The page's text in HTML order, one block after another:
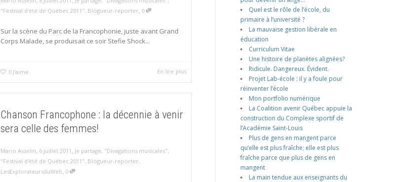
"Festival d'été de Québec 2011", Blogueur-reporter, 0
Sur la scène du Parc de la Francophonie, juste avant Grand
Corps Malade, se produisait ce soir Stefie Shock...
0 J'aime En lire plus
Chanson Francophone : la décennie à venir
sera celle des femmes!
Mario Asselin, 6 juillet 2011 , Je partage, "Divagations musicales",
"Festival d'été de Québec 2011", Blogueur-reporter,
LesExplorateursduWeb, 0
Quel est le rôle de l’école, du
primaire à l’université ?
La mauvaise gestion libérale en
éducation
Curriculum Vitae
Une histoire de planètes alignées?
Ridicule. Dangereux. Évident.
Projet Lab-école : il y a foule pour
réinventer l’école
Mon portfolio numérique
La Coalition avenir Québec appuie la
construction du Complexe sportif de
l’Académie Saint-Louis
Plus de gens en mangent parce
qu’elle est plus fraîche; elle est plus
fraîche parce que plus de gens en
mangent
La main tendue aux enseignants du